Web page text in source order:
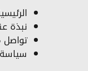
نبذة
تواصل